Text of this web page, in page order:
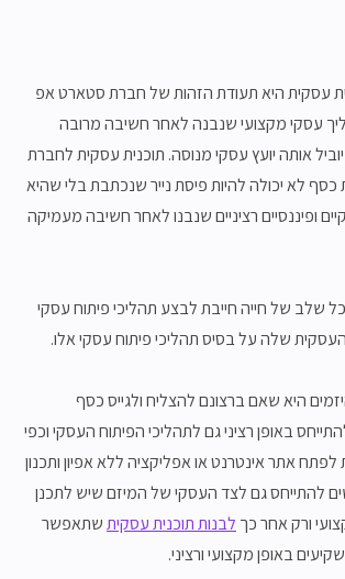
עסקית היא תעודת הזהות של חברת סטארט אפ
עסקי מקצועי שנבנה לאחר חשיבה מרובה
אותה יועץ עסקי מנוסה. תוכנית עסקית לחברת
לא יכולה להיות פיסת נייר שנכתבת בלי שהיא
ופיננסיים רציניים שנבנו לאחר חשיבה מעמיקה
שלב של חייה חייבת לבצע תהליכי פיתוח עסקי
שלה על בסיס תהליכי פיתוח עסקי אלו.
היא שאם ברצונם להצליח ולגייס כסף
באופן רציני גם לתהליכי הפיתוח העסקי וכפי
אתר אינטרנט או אפליקציה ללא אפיון ותכנון
להתייחס גם לצד העסקי של המיזם שיש לתכנן
ורק אחר כך לבנות תוכנית עסקיתשתאפשר
באופן מקצועי ורציני.